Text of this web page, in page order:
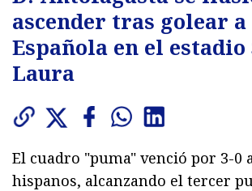
ascender tras golear a
Española en el estadio
Laura
El cuadro "puma" venció por 3-0
hispanos, alcanzando el tercer